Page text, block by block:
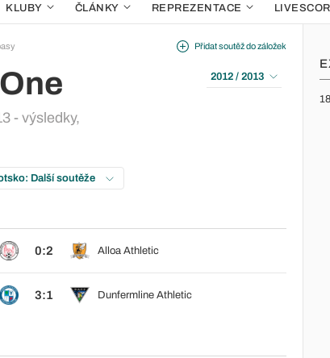
KLUBY ČLÁNKY REPREZENTACE
- výsledky,
Přidat soutěž do záložek
2012 / 2013
Další soutěže
0:2 Alloa Athletic
3:1 Dunfermline Athletic